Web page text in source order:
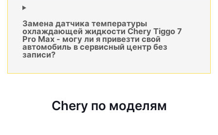
Замена датчика температуры
охлаждающей жидкости Chery Tiggo 7
Pro Max - могу ли я привезти свой
автомобиль в сервисный центр без
записи?
Chery по моделям